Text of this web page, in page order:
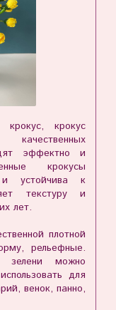
крокус, крокус
эффектно и
крокусы
и устойчива к
текстуру и
лет.
плотной
рельефные.
зелени можно
для
венок, панно,